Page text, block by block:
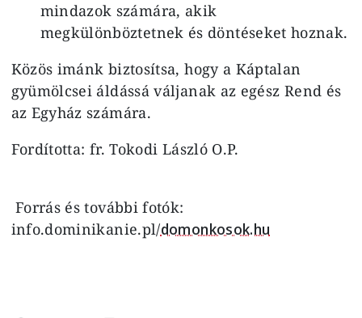
mindazok számára, akik
megkülönböztetnek és döntéseket hoznak.
Közös imánk biztosítsa, hogy a Káptalan
gyümölcsei áldássá váljanak az egész Rend és
az Egyház számára.
Fordította: fr. Tokodi László O.P.
Forrás és további fotók:
info.dominikanie.pl/domonkosok.hu